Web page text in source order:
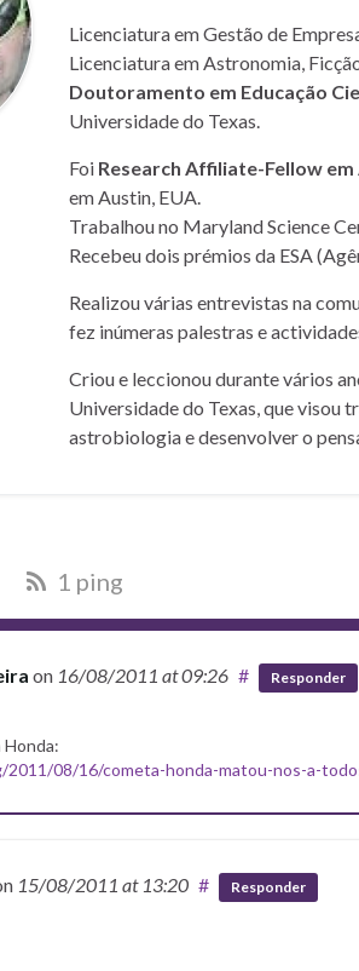
Licenciatura em Gestão de
Licenciatura em Astronomia,
Doutoramento em Educação
Universidade do Texas.
Foi Research Affiliate-Fellow
em Austin, EUA.
Trabalhou no Maryland Science
Recebeu dois prémios da ESA
Realizou várias entrevistas na
fez inúmeras palestras e
Criou e leccionou durante vários
Universidade do Texas, que
astrobiologia e desenvolver o
1 ping
on 16/08/2011 at 09:26 # Responder
08/16/cometa-honda-matou-nos-a-
15/08/2011 at 13:20 # Responder